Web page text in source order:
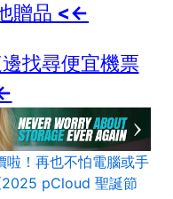
贈品 <<-
找尋便宜機票
！再也不怕電腦或手
pCloud 聖誕節